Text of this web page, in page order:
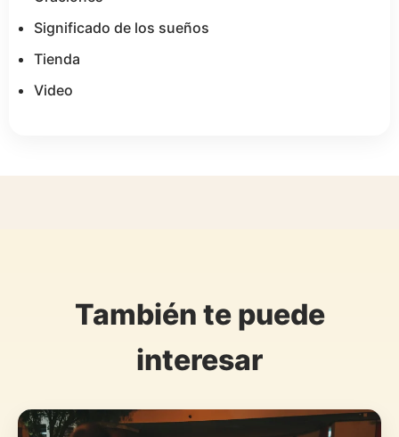
Significado de los sueños
Tienda
Video
También te puede
interesar